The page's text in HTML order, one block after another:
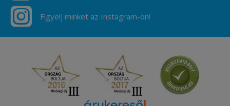
Figyelj minket az Instagram-on!